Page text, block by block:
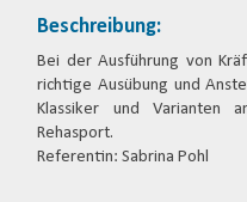
Beschreibung:
Bei der Ausführung von
richtige Ausübung und
Klassiker und Varianten
Rehasport.
Referentin: Sabrina Pohl